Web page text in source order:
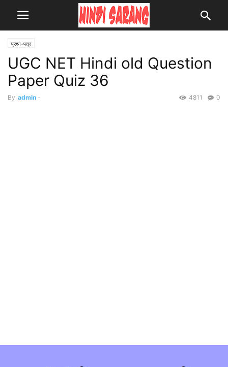
प्रश्न-पत्र
UGC NET Hindi old Question
Paper Quiz 36
By admin - 0
4811